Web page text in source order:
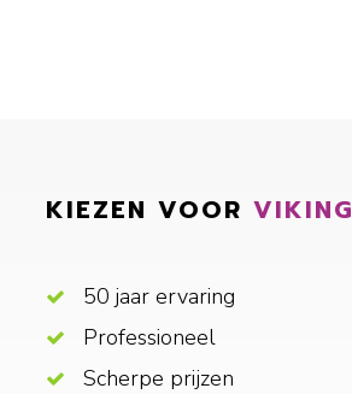
KIEZEN VOOR VIKING
50 jaar ervaring
Professioneel
Scherpe prijzen